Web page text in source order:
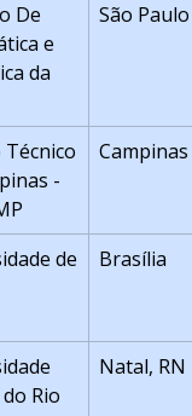
De
e
da
São Paulo
-
Campinas
de
Brasília
Rio
Natal, RN